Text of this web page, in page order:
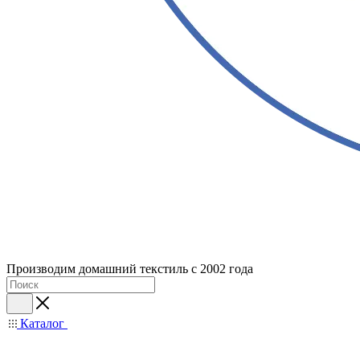
Производим домашний текстиль с 2002 года
Каталог